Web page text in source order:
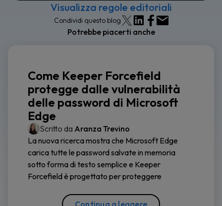
Visualizza regole editoriali
Condividi questo blog
Potrebbe piacerti anche
Come Keeper Forcefield
protegge dalle vulnerabilità
delle password di Microsoft
Edge
Scritto da Aranza Trevino
La nuova ricerca mostra che Microsoft Edge
carica tutte le password salvate in memoria
sotto forma di testo semplice e Keeper
Forcefield è progettato per proteggere